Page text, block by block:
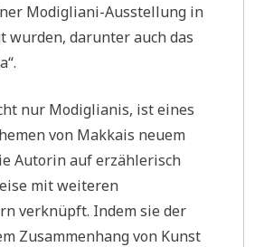
Modigliani-Ausstellung in
wurden, darunter auch das
nur Modiglianis, ist eines
von Makkais neuem
Autorin auf erzählerisch
mit weiteren
verknüpft. Indem sie der
Zusammenhang von Kunst